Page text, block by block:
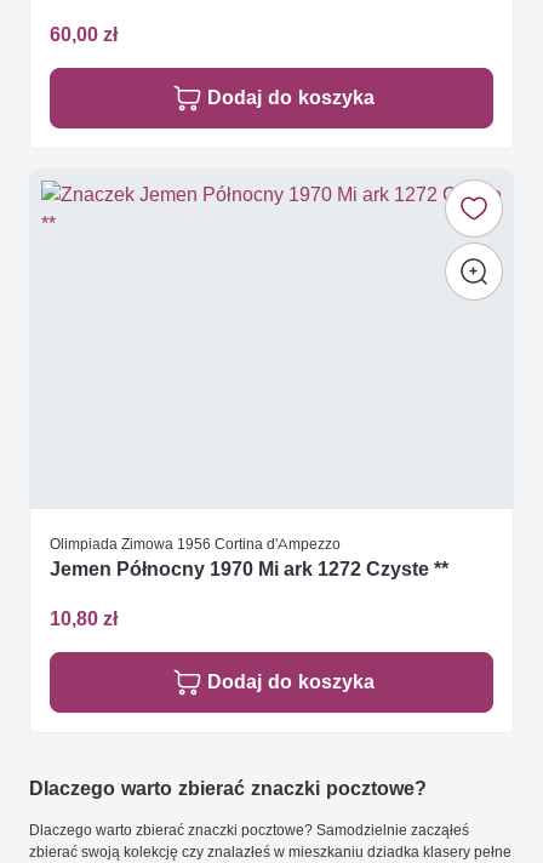
60,00 zł
Dodaj do koszyka
Olimpiada Zimowa 1956 Cortina d'Ampezzo
Jemen Północny 1970 Mi ark 1272 Czyste **
10,80 zł
Dodaj do koszyka
Dlaczego warto zbierać znaczki pocztowe?
Dlaczego warto zbierać znaczki pocztowe? Samodzielnie zacząłeś
zbierać swoją kolekcję czy znalazłeś w mieszkaniu dziadka klasery pełne